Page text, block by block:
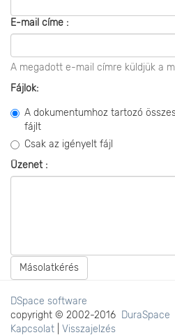
E-mail címe :
A megadott e-mail címre küldjük a
Fájlok:
A dokumentumhoz tartozó
fájlt
Csak az igényelt fájl
Üzenet :
Másolatkérés
DSpace software
copyright © 2002-2016 DuraSpace
Kapcsolat
Visszajelzés